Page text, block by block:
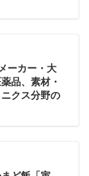
ーカー・大
品、素材・
クス分野の